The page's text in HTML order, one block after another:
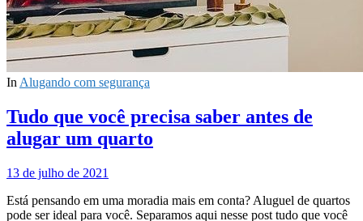
In Alugando com segurança
Tudo que você precisa saber antes de
alugar um quarto
13 de julho de 2021
Está pensando em uma moradia mais em conta? Aluguel de quartos
pode ser ideal para você. Separamos aqui nesse post tudo que você